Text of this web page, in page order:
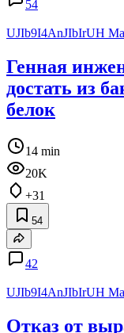
54
UJIb9I4AnJIbIrUH
Генная
достать из
белок
14 min
20K
+31
54
42
UJIb9I4AnJIbIrUH
Отказ от